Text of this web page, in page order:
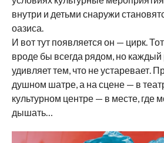
внутри и детьми снаружи
оазиса.
И вот тут появляется он — цирк.
вроде бы всегда рядом, но каждый
удивляет тем, что не устаревает.
душном шатре, а на сцене — в
культурном центре — в месте, где
дышать…